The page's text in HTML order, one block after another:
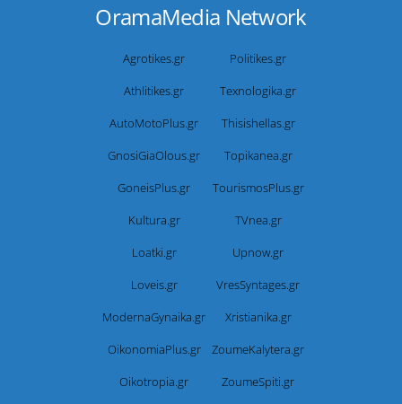
OramaMedia Network
Agrotikes.gr
Politikes.gr
Athlitikes.gr
Texnologika.gr
AutoMotoPlus.gr
Thisishellas.gr
GnosiGiaOlous.gr
Topikanea.gr
GoneisPlus.gr
TourismosPlus.gr
Kultura.gr
TVnea.gr
Loatki.gr
Upnow.gr
Loveis.gr
VresSyntages.gr
ModernaGynaika.gr
Xristianika.gr
OikonomiaPlus.gr
ZoumeKalytera.gr
Oikotropia.gr
ZoumeSpiti.gr